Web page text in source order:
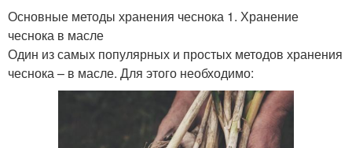
Основные методы хранения чеснока 1. Хранение
чеснока в масле
Один из самых популярных и простых методов хранения
чеснока – в масле. Для этого необходимо: